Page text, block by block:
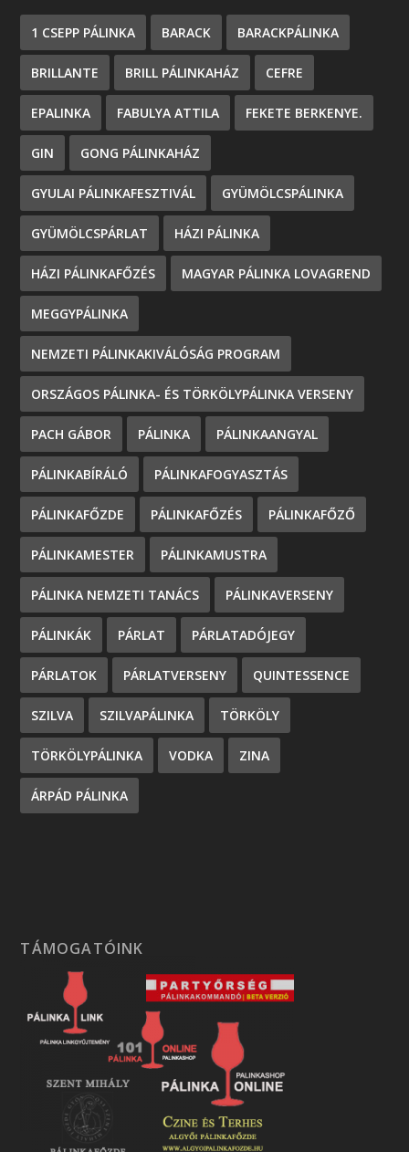
1 CSEPP PÁLINKA BARACK BARACKPÁLINKA
BRILLANTE BRILL PÁLINKAHÁZ CEFRE
EPALINKA FABULYA ATTILA FEKETE BERKENYE.
GIN GONG PÁLINKAHÁZ
GYULAI PÁLINKAFESZTIVÁL GYÜMÖLCSPÁLINKA
GYÜMÖLCSPÁRLAT HÁZI PÁLINKA
HÁZI PÁLINKAFŐZÉS MAGYAR PÁLINKA LOVAGREND
MEGGYPÁLINKA
NEMZETI PÁLINKAKIVÁLÓSÁG PROGRAM
ORSZÁGOS PÁLINKA- ÉS TÖRKÖLYPÁLINKA VERSENY
PACH GÁBOR PÁLINKA PÁLINKAANGYAL
PÁLINKABÍRÁLÓ PÁLINKAFOGYASZTÁS
PÁLINKAFŐZDE PÁLINKAFŐZÉS PÁLINKAFŐZŐ
PÁLINKAMESTER PÁLINKAMUSTRA
PÁLINKA NEMZETI TANÁCS PÁLINKAVERSENY
PÁLINKÁK PÁRLAT PÁRLATADÓJEGY
PÁRLATOK PÁRLATVERSENY QUINTESSENCE
SZILVA SZILVAPÁLINKA TÖRKÖLY
TÖRKÖLYPÁLINKA VODKA ZINA
ÁRPÁD PÁLINKA
TÁMOGATÓINK